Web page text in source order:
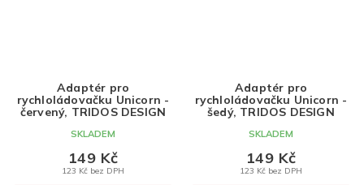
Adaptér pro
rychloládovačku Unicorn -
červený, TRIDOS DESIGN
SKLADEM
123 Kč bez DPH
149 Kč
Adaptér pro
rychloládovačku Unicorn -
šedý, TRIDOS DESIGN
SKLADEM
123 Kč bez DPH
149 Kč